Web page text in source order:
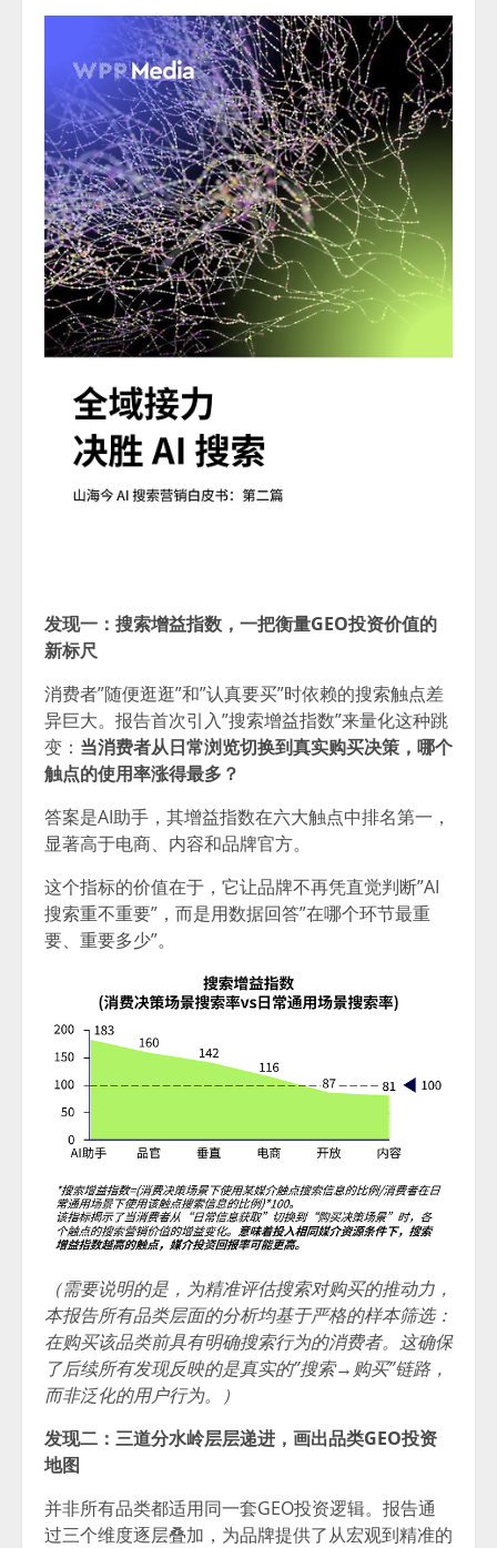
发现一：搜索增益指数，一把衡量GEO投资价值的
新标尺
消费者”随便逛逛”和”认真要买”时依赖的搜索触点差
异巨大。报告首次引入”搜索增益指数”来量化这种跳
变： 当消费者从日常浏览切换到真实购买决策，哪个
触点的使用率涨得最多？
答案是AI助手，其增益指数在六大触点中排名第一，
显著高于电商、内容和品牌官方。
这个指标的价值在于，它让品牌不再凭直觉判断”AI
搜索重不重要”，而是用数据回答”在哪个环节最重
要、重要多少”。
（需要说明的是，为精准评估搜索对购买的推动力，
本报告所有品类层面的分析均基于严格的样本筛选：
在购买该品类前具有明确搜索行为的消费者。这确保
了后续所有发现反映的是真实的”搜索→购买”链路，
而非泛化的用户行为。）
发现二：三道分水岭层层递进，画出品类GEO投资
地图
并非所有品类都适用同一套GEO投资逻辑。报告通
过三个维度逐层叠加，为品牌提供了从宏观到精准的